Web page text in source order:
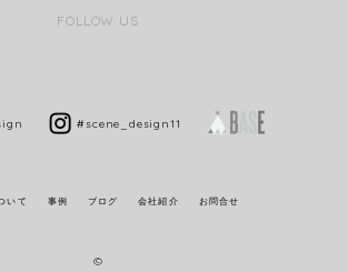
FOLLOW US
#scene_design11
いて 事例 ブログ 会社紹介 お問合せ
©